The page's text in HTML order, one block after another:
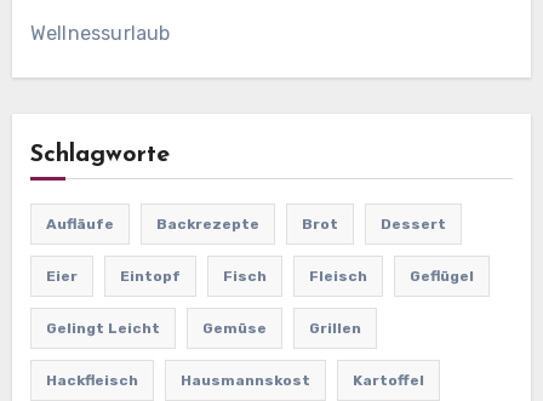
Wellnessurlaub
Schlagworte
Aufläufe Backrezepte Brot Dessert
Eier Eintopf Fisch Fleisch Geflügel
Gelingt Leicht Gemüse Grillen
Hackfleisch Hausmannskost Kartoffel